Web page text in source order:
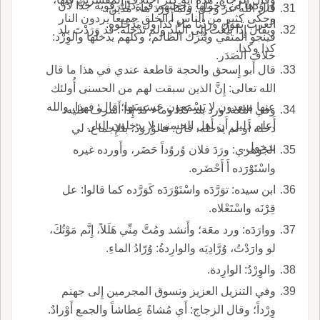
وحكى كثير من الناس أَ الخلق جميعاً يردون النار
فينجو المتقي ويُتْرَك الظالم، وكلهم يدخلها والوِرْد:
خلاف الصَدَر.
وُروُدَها لي دُخولها وحجتهم في ذلك قوية جدّاً لأَن
العرب تقول ورَدْنا ماء كذا ول يَدْخُلوه.
قال الله عز وجل: ولمَّا ورَدَ ماءَ مَدْيَنَ.
ويقال إِذا بَلَغْت إِلى البلد ولم تَدْخله: قد وَرَدْتَ بلد
كذا وكذا.
قال أَبو إِسحق والحجة قاطعة عندي في هذا ما قال
الله تعالى: إِنَّ الذين سبقت لهم من الحسنى أُولئك
عنها مبعدون لا يَسْمَعون حَسيسَها؛ قال: فهذا، والله
أَعلم دليل أَن أَهل الحسنى لا يدخلون النار.
وفي اللغة: ورد بلد كذا وماء كذ إِذا أَشرف عليه،
دخله أَو لم يدخله، قال: فالوُرودُ، بالإِجماع، لي
بدخول.
الجوهري: ورَدَ فلان وُروُداً حَضَر، وأَورده غيره
واسْتَوْرَده أَ أَحْضَره.
ابن سيده: توَرَّدَه واسْتَوْرَدَه كَوَرَّده كما قالوا: عل
قِرْنَه واسْتَعْلاه.
ووارَدَه: ورد معَهَ؛ وأَنشد ومُتَّ مِنِّي هَلَلاً، إِنَّم مَوْتُكَ،
لو وارَدْتُ، وُرَّادِيَه والوارِدةُ: وُرّادُ الماءِ.
والوِرْدُ: الوارِدة.
وفي التنزيل العزيز ونسوق المجرمين إِلى جهنم
وِرْداً؛ وقال الزجاج: أَي مُشاةً عِطاشاً والجمع أَوْرادٌ.